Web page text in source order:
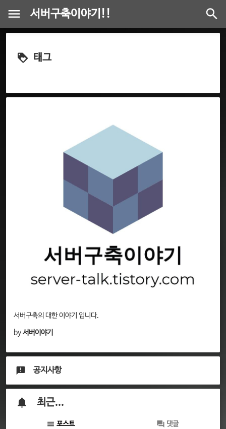
서버구축이야기!!
태그
서버구축의 대한 이야기 입니다.
by서버이야기
공지사항
최근...
포스트 댓글